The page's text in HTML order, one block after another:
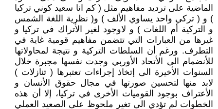
الماضية على ترديد مفاهيم مثل ( كم انا سعيد كوني تركيا
) و ( تركي واحد يساوي الألف ) و( نظرية اللغة الشمس
و التركية أم اللغات ) و لاوجود لغير الأتراك في تركيا و
غيرها من العبارات التي تتضمن مفاهيم قومية غاية في
التطرف. ورغم أن السلطات التركية و نتيجة لمحاولاتها
للأنضمام الى الأتحاد الأوربي وجدت نفسها مجبرة خلال
السنوات الأخيرة الى إتخاذ إجراءات تعتبرها ( تنازلات )
لابد منها لتحسين صورتها في مجال حقوق الأنسان و
الأعتراف بوجود القوميات الأخرى في تركيا، إلا أن هذه
الخطوات لم تؤدي الى تغير ملحوظ على الصعيد العملي